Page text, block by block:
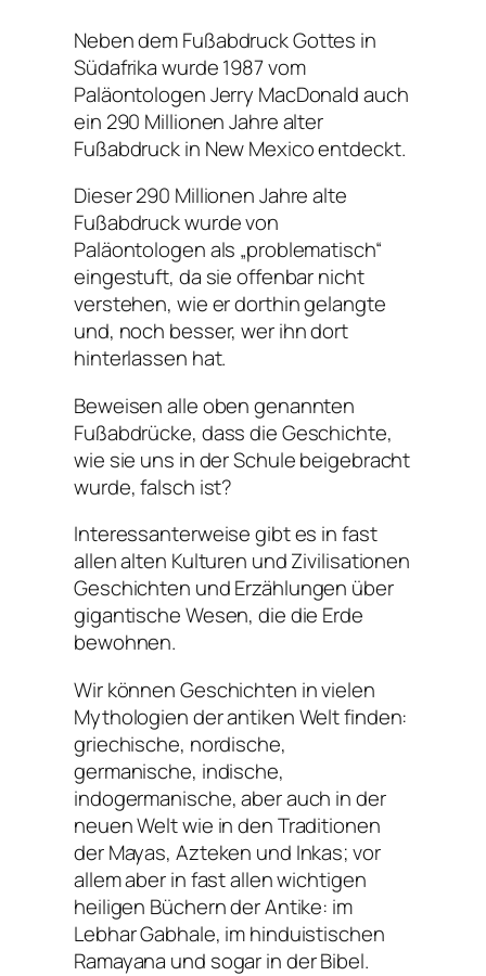
Neben dem Fußabdruck Gottes in
Südafrika wurde 1987 vom
Paläontologen Jerry MacDonald auch
ein 290 Millionen Jahre alter
Fußabdruck in New Mexico entdeckt.
Dieser 290 Millionen Jahre alte
Fußabdruck wurde von
Paläontologen als „problematisch“
eingestuft, da sie offenbar nicht
verstehen, wie er dorthin gelangte
und, noch besser, wer ihn dort
hinterlassen hat.
Beweisen alle oben genannten
Fußabdrücke, dass die Geschichte,
wie sie uns in der Schule beigebracht
wurde, falsch ist?
Interessanterweise gibt es in fast
allen alten Kulturen und Zivilisationen
Geschichten und Erzählungen über
gigantische Wesen, die die Erde
bewohnen.
Wir können Geschichten in vielen
Mythologien der antiken Welt finden:
griechische, nordische,
germanische, indische,
indogermanische, aber auch in der
neuen Welt wie in den Traditionen
der Mayas, Azteken und Inkas; vor
allem aber in fast allen wichtigen
heiligen Büchern der Antike: im
Lebhar Gabhale, im hinduistischen
Ramayana und sogar in der Bibel.